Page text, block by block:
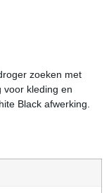
zoeken met
voor kleding en
Black afwerking.